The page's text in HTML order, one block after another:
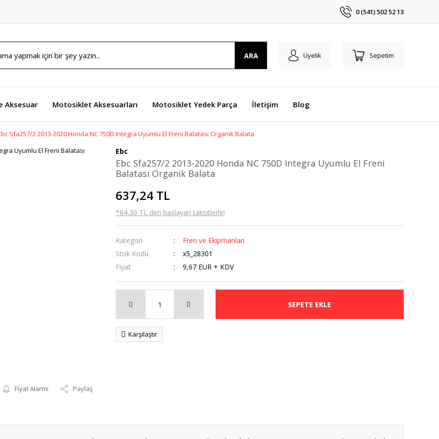
0 (541) 502 52 13
ARA Üyelik Sepetim
Aksesuar Motosiklet Aksesuarları Motosiklet Yedek Parça İletişim Blog
Sfa257/2 2013-2020 Honda NC 750D Integra Uyumlu El Freni Balatası Organik Balata
Fiyat Alarmı Paylaş
Ebc
Ebc Sfa257/2 2013-2020 Honda NC 750D Integra Uyumlu El Freni
Balatası Organik Balata
637,24 TL
*64,30 TL den başlayan taksitlerle!
Kategori
Fren ve Ekipmanları
Stok Kodu
x5_28301
Fiyat
9,67 EUR + KDV
SEPETE EKLE
Karşılaştır